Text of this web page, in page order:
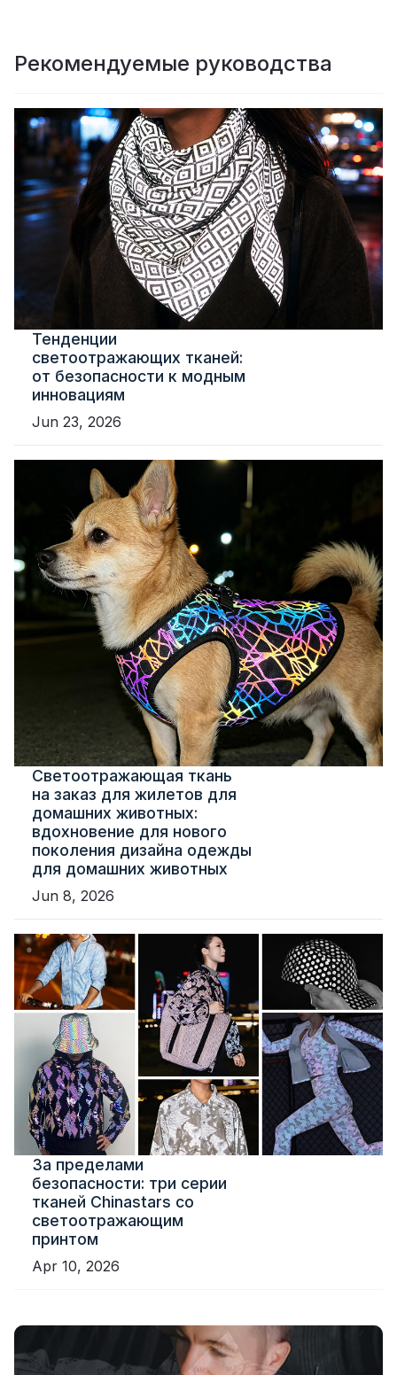
Рекомендуемые руководства
Тенденции
светоотражающих тканей:
от безопасности к модным
инновациям
Jun 23, 2026
Светоотражающая ткань
на заказ для жилетов для
домашних животных:
вдохновение для нового
поколения дизайна одежды
для домашних животных
Jun 8, 2026
За пределами
безопасности: три серии
тканей Chinastars со
светоотражающим
принтом
Apr 10, 2026